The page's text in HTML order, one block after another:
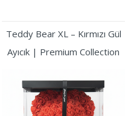
Teddy Bear XL – Kırmızı Gül
Ayıcık | Premium Collection